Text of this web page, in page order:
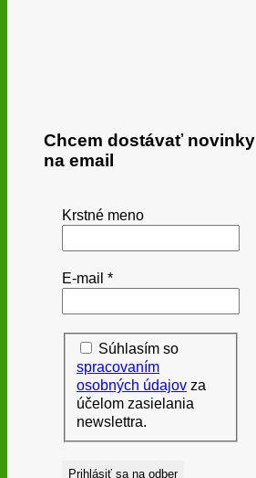
Chcem dostávať novinky
na email
Krstné meno
E-mail *
Súhlasím so
spracovaním
osobných údajov za
účelom zasielania
newslettra.